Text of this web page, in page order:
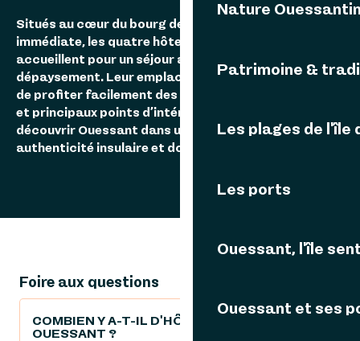
Nature
Patrimoine &
Les plages de l'île
Les ports
Ouessant, l'île
Ouessant et ses
Situés au cœur du bourg de Lampaul ou à proximité
immédiate, les quatre hôtels d’Ouessant vous
accueillent pour un séjour alliant confort, services et
dépaysement. Leur emplacement privilégié permet
de profiter facilement des commerces, restaurants
et principaux points d’intérêt de l’île. Une invitation à
découvrir Ouessant dans un cadre chaleureux, entre
authenticité insulaire et douceur de vivre.
Hôtel - Restaurant La Duchesse Anne
Hôtel - Restaurant Le Fromveur
Foire aux questions
COMBIEN Y A-T-IL D'HÔTELS À
OUESSANT ?